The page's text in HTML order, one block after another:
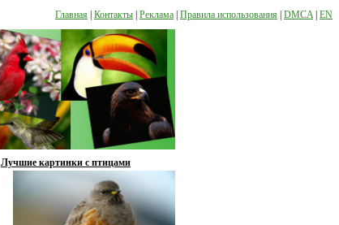
Главная Контакты Реклама Правила использования DMCA EN
Лучшие картинки с птицами